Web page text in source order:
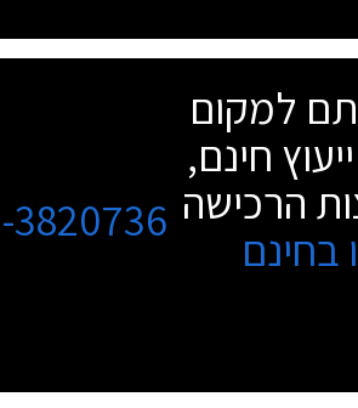
למקום
חינם,
הרכישה
בחינם
3820736